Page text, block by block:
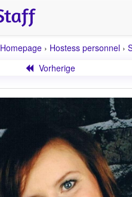
Homepage › Hostess personnel ›
Vorherige